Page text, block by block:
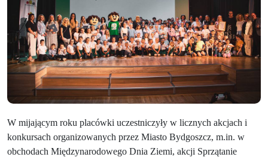
W mijającym roku placówki uczestniczyły w licznych akcjach i
konkursach organizowanych przez Miasto Bydgoszcz, m.in. w
obchodach Międzynarodowego Dnia Ziemi, akcji Sprzątanie